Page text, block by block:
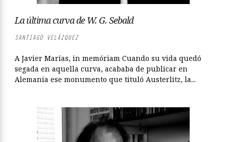
La última curva de W. G. Sebald
SANTIAGO VELÁZQUEZ
A Javier Marías, in memóriam Cuando su vida quedó
segada en aquella curva, acababa de publicar en
Alemania ese monumento que tituló Austerlitz, la...